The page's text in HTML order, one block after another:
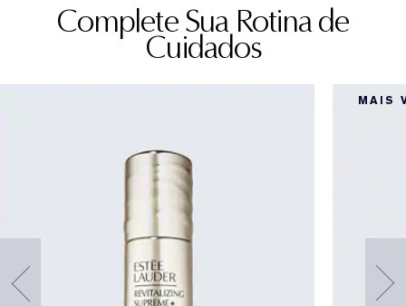
Complete Sua Rotina de
Cuidados
MAIS